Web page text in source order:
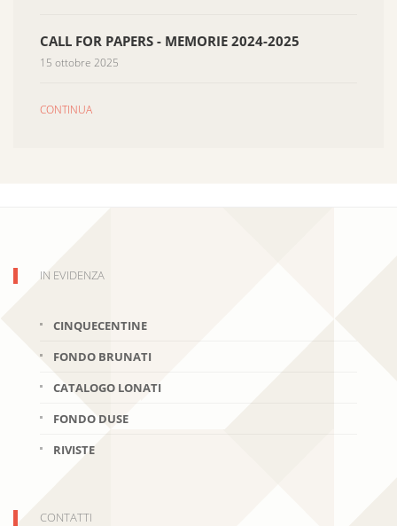
CALL FOR PAPERS - MEMORIE 2024-2025
15 ottobre 2025
CONTINUA
IN EVIDENZA
CINQUECENTINE
FONDO BRUNATI
CATALOGO LONATI
FONDO DUSE
RIVISTE
CONTATTI